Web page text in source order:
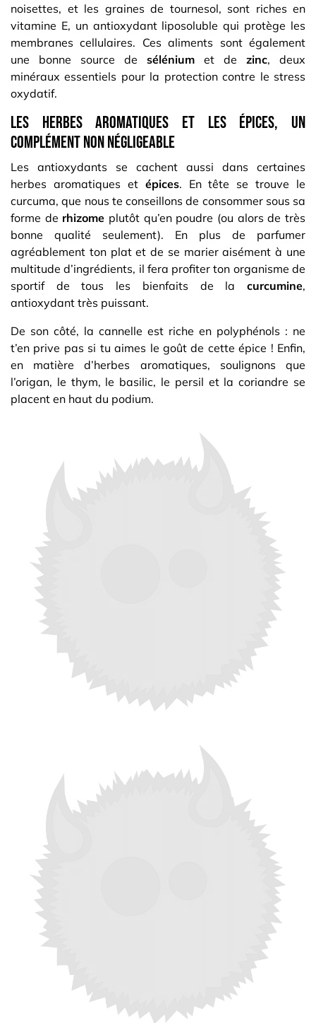
noisettes, et les graines de tournesol, sont riches en
vitamine E, un antioxydant liposoluble qui protège les
membranes cellulaires. Ces aliments sont également
une bonne source de sélénium et de zinc, deux
minéraux essentiels pour la protection contre le stress
oxydatif.
Les herbes aromatiques et les épices, un
complément non négligeable
Les antioxydants se cachent aussi dans certaines
herbes aromatiques et épices. En tête se trouve le
curcuma, que nous te conseillons de consommer sous sa
forme de rhizome plutôt qu’en poudre (ou alors de très
bonne qualité seulement). En plus de parfumer
agréablement ton plat et de se marier aisément à une
multitude d’ingrédients, il fera profiter ton organisme de
sportif de tous les bienfaits de la curcumine,
antioxydant très puissant.
De son côté, la cannelle est riche en polyphénols : ne
t’en prive pas si tu aimes le goût de cette épice ! Enfin,
en matière d’herbes aromatiques, soulignons que
l’origan, le thym, le basilic, le persil et la coriandre se
placent en haut du podium.